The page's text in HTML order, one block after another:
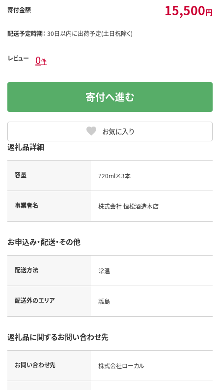
寄付金額 15,500円
配送予定時期： 30日以内に出荷予定(土日祝除く)
レビュー 0件
お気に入り
寄付へ進む
返礼品詳細
容量 720ml×3本
事業者名 株式会社 恒松酒造本店
お申込み・配送・その他
配送方法 常温
配送外のエリア 離島
返礼品に関するお問い合わせ先
お問い合わせ先 株式会社ローカル